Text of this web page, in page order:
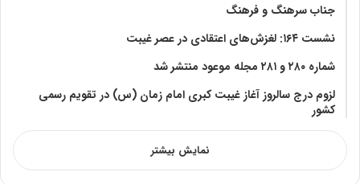
جناب سرهنگ و فرهنگ
نشست ۱۶۴: لغزش‌های اعتقادی در عصر غیبت
شماره ۲۸۰ و ۲۸۱ مجله موعود منتشر شد
لزوم درج سالروز آغاز غیبت کبری امام زمان (س) در تقویم رسمی
کشور
نمایش بیشتر